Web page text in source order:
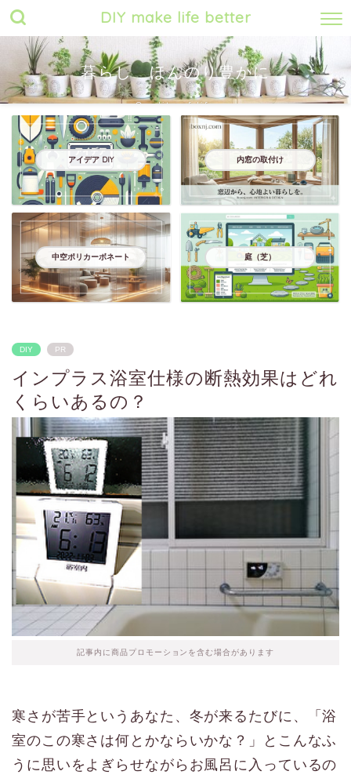
DIY make life better
暮らし ほんのり豊かに
Quality of life
アイデア DIY 内窓の取付け
中空ポリカーボネート 庭（芝）
DIY PR
インプラス浴室仕様の断熱効果はどれ
くらいあるの？
記事内に商品プロモーションを含む場合があります
寒さが苦手というあなた、冬が来るたびに、「浴
室のこの寒さは何とかならいかな？」とこんなふ
うに思いをよぎらせながらお風呂に入っているの